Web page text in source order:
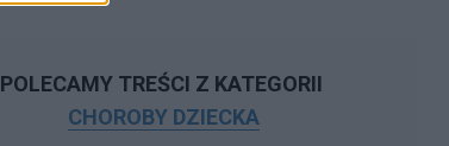
POLECAMY TREŚCI Z KATEGORII
CHOROBY DZIECKA